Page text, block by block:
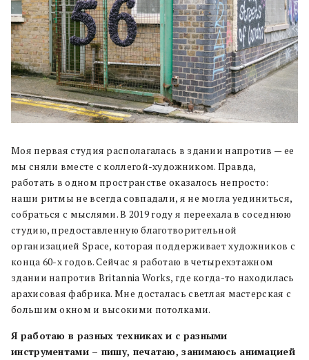
Моя первая студия располагалась в здании напротив — ее
мы сняли вместе с коллегой-художником. Правда,
работать в одном пространстве оказалось непросто:
наши ритмы не всегда совпадали, я не могла уединиться,
собраться с мыслями. В 2019 году я переехала в соседнюю
студию, предоставленную благотворительной
организацией Space, которая поддерживает художников с
конца 60-х годов. Сейчас я работаю в четырехэтажном
здании напротив Britannia Works, где когда-то находилась
арахисовая фабрика. Мне досталась светлая мастерская с
большим окном и высокими потолками.
Я работаю в разных техниках и с разными
инструментами – пишу, печатаю, занимаюсь анимацией